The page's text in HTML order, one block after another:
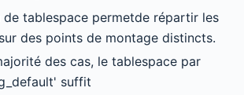
de tablespace permetde répartir les
des points de montage distincts.
des cas, le tablespace par
suffit